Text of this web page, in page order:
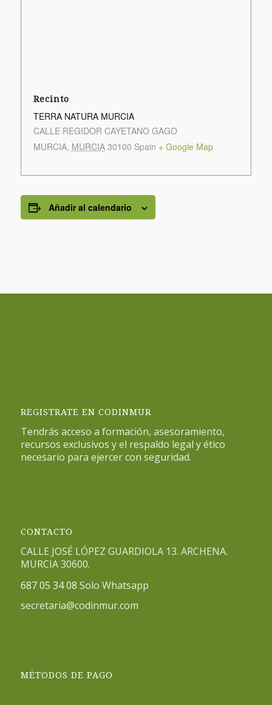
Recinto
TERRA NATURA MURCIA
CALLE REGIDOR CAYETANO GAGO
MURCIA, MURCIA 30100 Spain + Google Map
Añadir al calendario
REGISTRATE EN CODINMUR
Tendrás acceso a formación, asesoramiento,
recursos exclusivos y el respaldo legal y ético
necesario para ejercer con seguridad.
CONTACTO
CALLE JOSÉ LÓPEZ GUARDIOLA 13. ARCHENA.
MURCIA 30600.
687 05 34 08 Solo Whatsapp
secretaria@codinmur.com
MÉTODOS DE PAGO